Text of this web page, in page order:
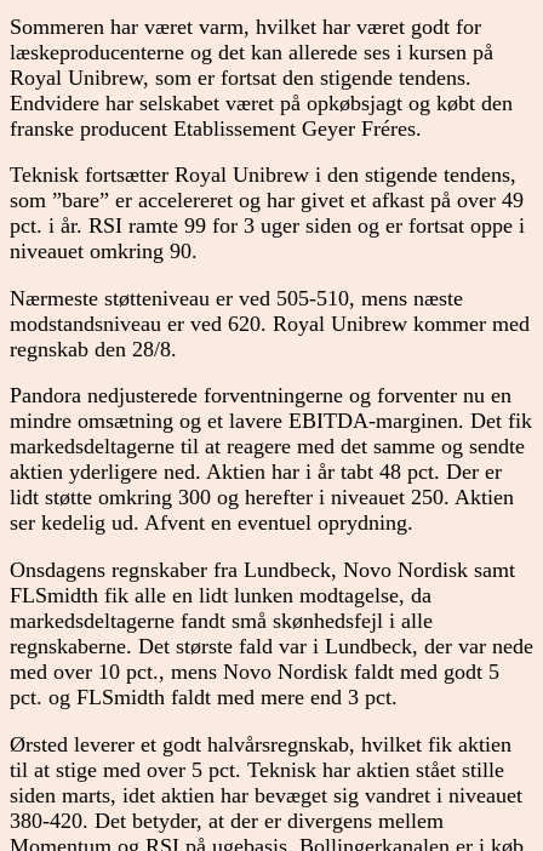
Sommeren har været varm, hvilket har været godt for
læskeproducenterne og det kan allerede ses i kursen på
Royal Unibrew, som er fortsat den stigende tendens.
Endvidere har selskabet været på opkøbsjagt og købt den
franske producent Etablissement Geyer Fréres.
Teknisk fortsætter Royal Unibrew i den stigende tendens,
som ”bare” er accelereret og har givet et afkast på over 49
pct. i år. RSI ramte 99 for 3 uger siden og er fortsat oppe i
niveauet omkring 90.
Nærmeste støtteniveau er ved 505-510, mens næste
modstandsniveau er ved 620. Royal Unibrew kommer med
regnskab den 28/8.
Pandora nedjusterede forventningerne og forventer nu en
mindre omsætning og et lavere EBITDA-marginen. Det fik
markedsdeltagerne til at reagere med det samme og sendte
aktien yderligere ned. Aktien har i år tabt 48 pct. Der er
lidt støtte omkring 300 og herefter i niveauet 250. Aktien
ser kedelig ud. Afvent en eventuel oprydning.
Onsdagens regnskaber fra Lundbeck, Novo Nordisk samt
FLSmidth fik alle en lidt lunken modtagelse, da
markedsdeltagerne fandt små skønhedsfejl i alle
regnskaberne. Det største fald var i Lundbeck, der var nede
med over 10 pct., mens Novo Nordisk faldt med godt 5
pct. og FLSmidth faldt med mere end 3 pct.
Ørsted leverer et godt halvårsregnskab, hvilket fik aktien
til at stige med over 5 pct. Teknisk har aktien stået stille
siden marts, idet aktien har bevæget sig vandret i niveauet
380-420. Det betyder, at der er divergens mellem
Momentum og RSI på ugebasis. Bollingerkanalen er i køb